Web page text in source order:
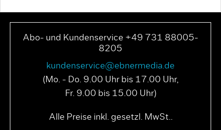
Abo- und Kundenservice +49 731 88005-
8205
kundenservice@ebnermedia.de
(Mo. - Do. 9.00 Uhr bis 17.00 Uhr,
Fr. 9.00 bis 15.00 Uhr)
Alle Preise inkl. gesetzl. MwSt..